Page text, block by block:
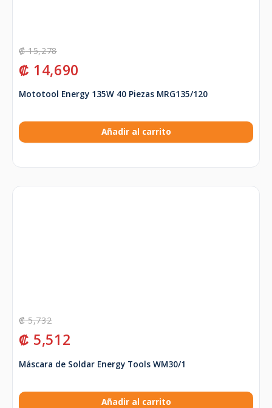
₡15,278
₡ 14,690
Mototool Energy 135W 40 Piezas MRG135/120
Añadir al carrito
₡5,732
₡ 5,512
Máscara de Soldar Energy Tools WM30/1
Añadir al carrito